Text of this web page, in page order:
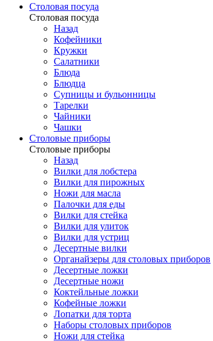
Столовая посуда
Столовая посуда
Назад
Кофейники
Кружки
Салатники
Блюда
Блюдца
Супницы и бульонницы
Тарелки
Чайники
Чашки
Cтоловые приборы
Cтоловые приборы
Назад
Вилки для лобстера
Вилки для пирожных
Ножи для масла
Палочки для еды
Вилки для стейка
Вилки для улиток
Вилки для устриц
Десертные вилки
Органайзеры для столовых приборов
Десертные ложки
Десертные ножи
Коктейльные ложки
Кофейные ложки
Лопатки для торта
Наборы столовых приборов
Ножи для стейка